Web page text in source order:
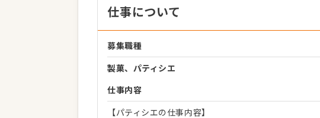
仕事について
募集職種
製菓、パティシエ
仕事内容
【パティシエの仕事内容】